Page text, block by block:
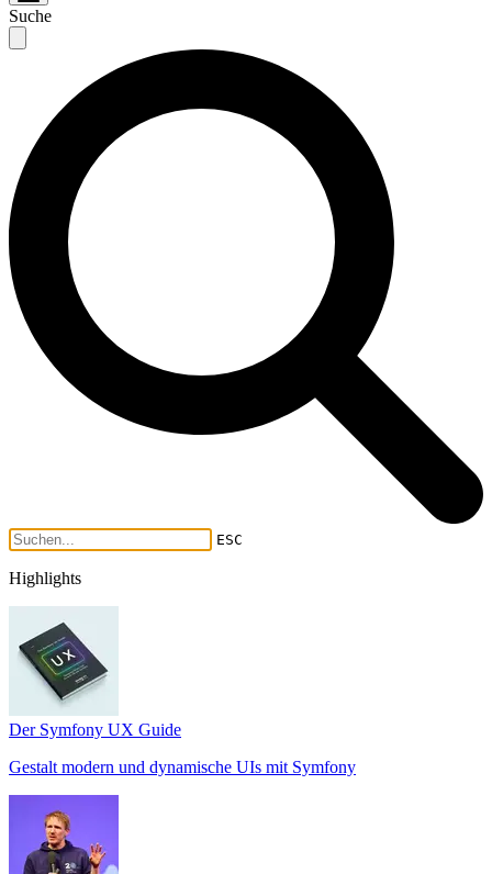
Suche
ESC
Highlights
Der Symfony UX Guide
Gestalt modern und dynamische UIs mit Symfony